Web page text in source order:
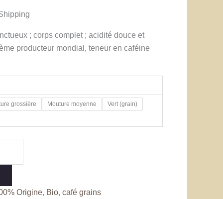
; corps complet ; acidité douce et
producteur mondial, teneur en caféine
grossière Mouture moyenne Vert (grain)
Origine, Bio,café grains